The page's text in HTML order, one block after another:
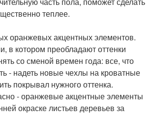
теплее.
оранжевых акцентных элементов.
в котором преобладают оттенки
со сменой времен года: все, что
- надеть новые чехлы на кроватные
покрывал нужного оттенка.
- оранжевые акцентные элементы
окраске листьев деревьев за